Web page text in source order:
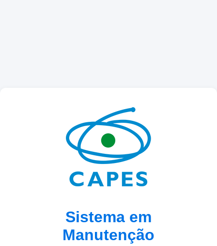
Sistema em
Manutenção